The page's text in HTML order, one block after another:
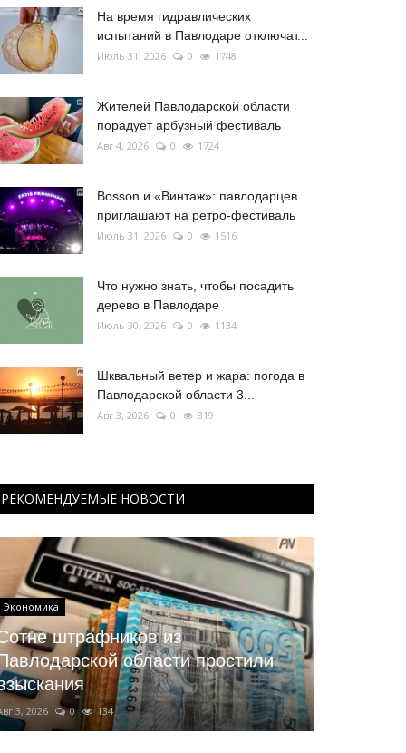
На время гидравлических
испытаний в Павлодаре отключат...
Июль 31, 2026 0 1748
Жителей Павлодарской области
порадует арбузный фестиваль
Авг 4, 2026 0 1724
Bosson и «Винтаж»: павлодарцев
приглашают на ретро-фестиваль
Июль 31, 2026 0 1516
Что нужно знать, чтобы посадить
дерево в Павлодаре
Июль 30, 2026 0 1134
Шквальный ветер и жара: погода в
Павлодарской области 3...
Авг 3, 2026 0 819
РЕКОМЕНДУЕМЫЕ НОВОСТИ
Экономика
штрафников из
области простили
3, 2026 0 134